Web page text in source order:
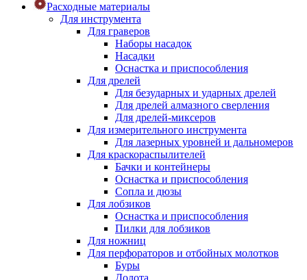
Расходные материалы
Для инструмента
Для граверов
Наборы насадок
Насадки
Оснастка и приспособления
Для дрелей
Для безударных и ударных дрелей
Для дрелей алмазного сверления
Для дрелей-миксеров
Для измерительного инструмента
Для лазерных уровней и дальномеров
Для краскораспылителей
Бачки и контейнеры
Оснастка и приспособления
Сопла и дюзы
Для лобзиков
Оснастка и приспособления
Пилки для лобзиков
Для ножниц
Для перфораторов и отбойных молотков
Буры
Долота